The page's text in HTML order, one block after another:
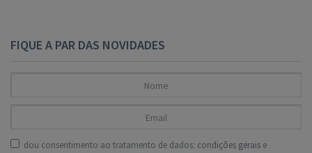
FIQUE A PAR DAS NOVIDADES
dou consentimento ao tratamento de dados: condições gerais e